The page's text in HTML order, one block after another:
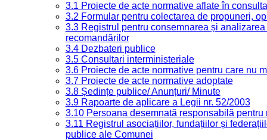
3.1 Proiecte de acte normative aflate în
3.2 Formular pentru colectarea de propuneri,
3.3 Registrul pentru consemnarea și
recomandărilor
3.4 Dezbateri publice
3.5 Consultari interministeriale
3.6 Proiecte de acte normative pentru care nu
3.7 Proiecte de acte normative adoptate
3.8 Ședințe publice/ Anunțuri/ Minute
3.9 Rapoarte de aplicare a Legii nr. 52/2003
3.10 Persoana desemnată responsabilă
3.11 Registrul asociațiilor, fundațiilor și
publice ale Comunei